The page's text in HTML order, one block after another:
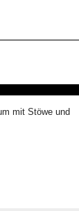
mit Stöwe und